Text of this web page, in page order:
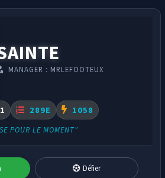
MANAGER : MRLEFOOTEUX
1 289E 1058
POUR LE MOMENT"
Défier